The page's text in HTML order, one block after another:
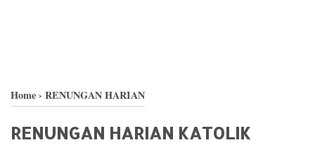
Home› RENUNGAN HARIAN
RENUNGAN HARIAN KATOLIK